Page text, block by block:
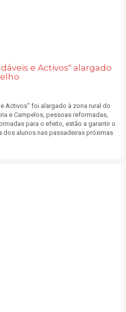
e Activos" alargado
Activos" foi alargado à zona rural do
e Campelos, pessoas reformadas,
para o efeito, estão a garantir o
dos alunos nas passadeiras próximas